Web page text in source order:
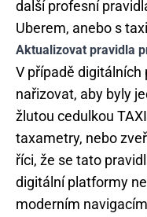
další profesní
Uberem, anebo s
Aktualizovat pravidla
V případě
nařizovat, aby byly
žlutou cedulkou
taxametry, nebo
říci, že se tato
digitální platformy
moderním